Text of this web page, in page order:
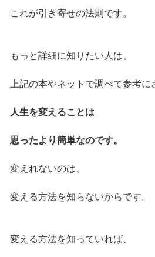
これが引き寄せの法則です。
もっと詳細に知りたい人は、
上記の本やネットで調べて参考に
人生を変えることは
思ったより簡単なのです。
変えれないのは、
変える方法を知らないからです。
変える方法を知っていれば、